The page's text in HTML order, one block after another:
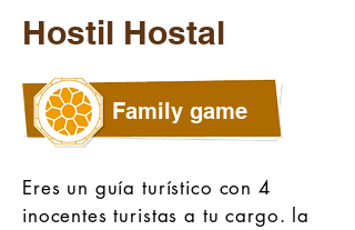
Hostil Hostal
Family game
Eres un guía turístico con 4
inocentes turistas a tu cargo. la